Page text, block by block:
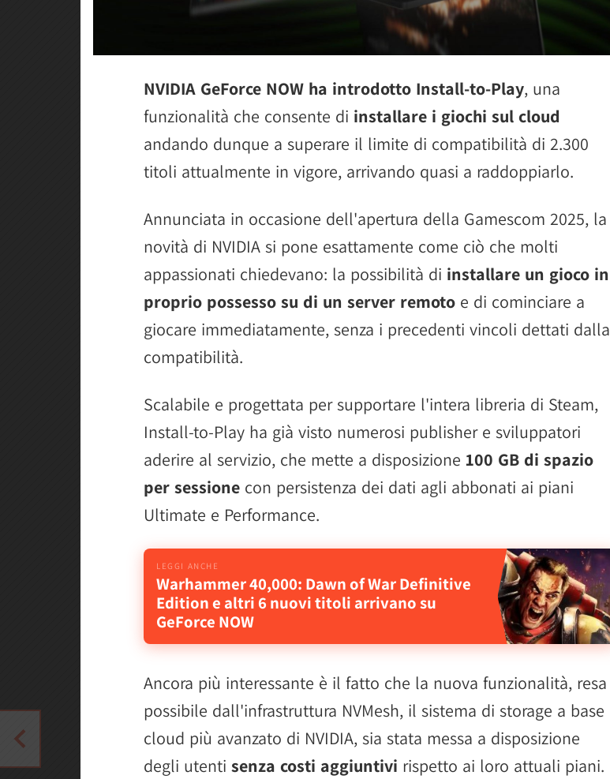
NVIDIA GeForce NOW ha introdotto Install-to-Play, una
funzionalità che consente di installare i giochi sul cloud
andando dunque a superare il limite di compatibilità di 2.300
titoli attualmente in vigore, arrivando quasi a raddoppiarlo.
Annunciata in occasione dell'apertura della Gamescom 2025, la
novità di NVIDIA si pone esattamente come ciò che molti
appassionati chiedevano: la possibilità di installare un gioco in
proprio possesso su di un server remoto e di cominciare a
giocare immediatamente, senza i precedenti vincoli dettati dalla
compatibilità.
Scalabile e progettata per supportare l'intera libreria di Steam,
Install-to-Play ha già visto numerosi publisher e sviluppatori
aderire al servizio, che mette a disposizione 100 GB di spazio
per sessione con persistenza dei dati agli abbonati ai piani
Ultimate e Performance.
Warhammer 40,000: Dawn of War Definitive
Edition e altri 6 nuovi titoli arrivano su
GeForce NOW
Ancora più interessante è il fatto che la nuova funzionalità, resa
possibile dall'infrastruttura NVMesh, il sistema di storage a base
cloud più avanzato di NVIDIA, sia stata messa a disposizione
degli utenti senza costi aggiuntivi rispetto ai loro attuali piani.